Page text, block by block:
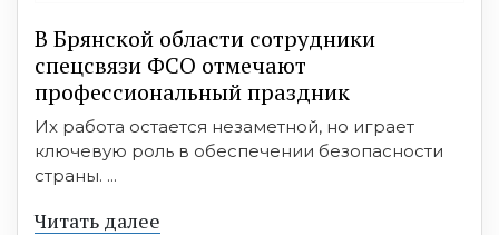
В Брянской области сотрудники
спецсвязи ФСО отмечают
профессиональный праздник
Их работа остается незаметной, но играет
ключевую роль в обеспечении безопасности
страны. ...
Читать далее